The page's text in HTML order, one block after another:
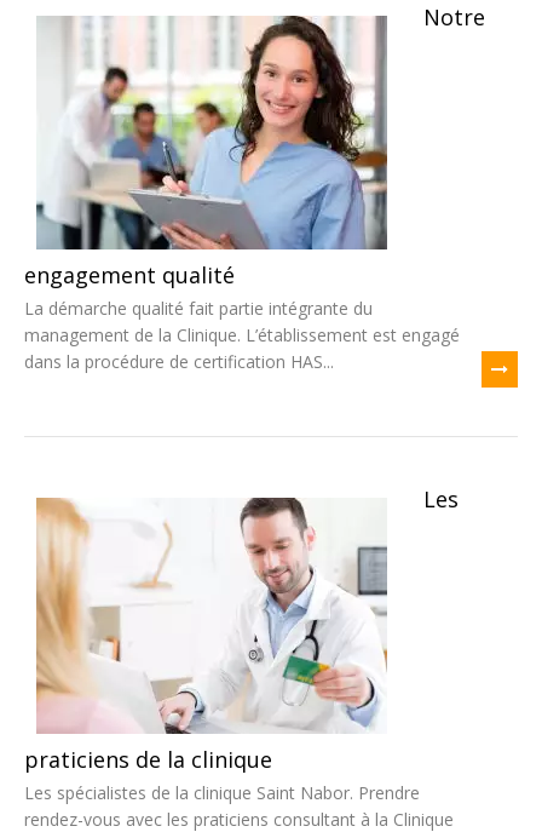
Notre
engagement qualité
La démarche qualité fait partie intégrante du
management de la Clinique. L’établissement est engagé
dans la procédure de certification HAS...
Les
praticiens de la clinique
Les spécialistes de la clinique Saint Nabor. Prendre
rendez-vous avec les praticiens consultant à la Clinique